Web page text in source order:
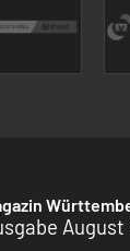
August